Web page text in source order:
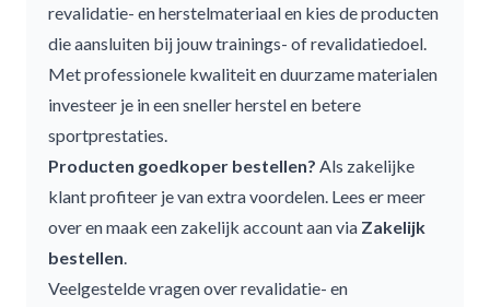
revalidatie- en herstelmateriaal en kies de producten
die aansluiten bij jouw trainings- of revalidatiedoel.
Met professionele kwaliteit en duurzame materialen
investeer je in een sneller herstel en betere
sportprestaties.
Producten goedkoper bestellen? Als zakelijke
klant profiteer je van extra voordelen. Lees er meer
over en maak een zakelijk account aan via Zakelijk
bestellen.
Veelgestelde vragen over revalidatie- en